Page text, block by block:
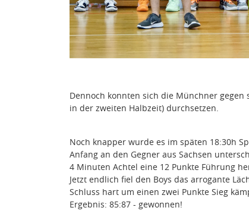
Dennoch konnten sich die Münchner
in der zweiten Halbzeit) durchsetzen.
Noch knapper wurde es im späten 18:30h
Anfang an den Gegner aus Sachsen
4 Minuten Achtel eine 12 Punkte Führung
Jetzt endlich fiel den Boys das arrogante
Schluss hart um einen zwei Punkte Sieg
Ergebnis: 85:87 - gewonnen!